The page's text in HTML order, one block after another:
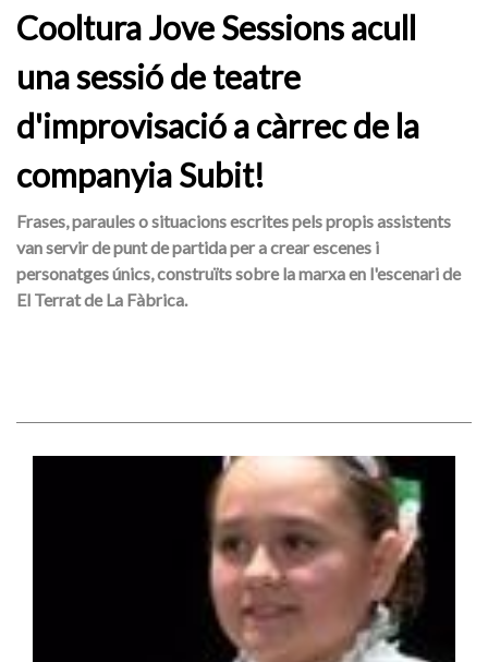
Cooltura Jove Sessions acull
una sessió de teatre
d'improvisació a càrrec de la
companyia Subit!
Frases, paraules o situacions escrites pels propis assistents
van servir de punt de partida per a crear escenes i
personatges únics, construïts sobre la marxa en l'escenari de
El Terrat de La Fàbrica.